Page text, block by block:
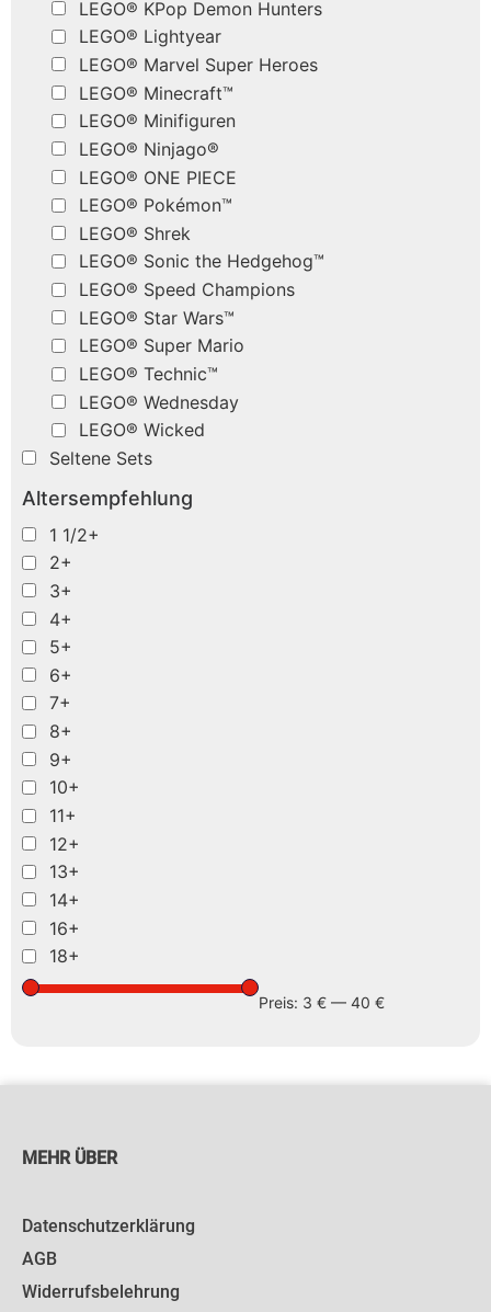
LEGO® KPop Demon Hunters
LEGO® Lightyear
LEGO® Marvel Super Heroes
LEGO® Minecraft™
LEGO® Minifiguren
LEGO® Ninjago®
LEGO® ONE PIECE
LEGO® Pokémon™
LEGO® Shrek
LEGO® Sonic the Hedgehog™
LEGO® Speed Champions
LEGO® Star Wars™
LEGO® Super Mario
LEGO® Technic™
LEGO® Wednesday
LEGO® Wicked
Seltene Sets
Altersempfehlung
1 1/2+
2+
3+
4+
5+
6+
7+
8+
9+
10+
11+
12+
13+
14+
16+
18+
Preis: 3 € — 40 €
MEHR ÜBER
Datenschutzerklärung
AGB
Widerrufsbelehrung